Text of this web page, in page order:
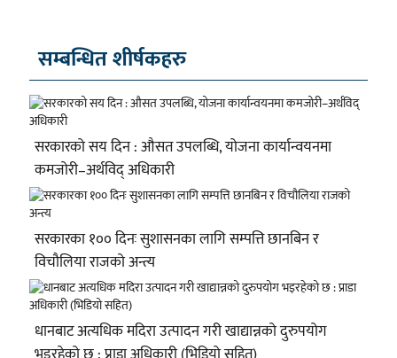
सम्बन्धित शीर्षकहरु
सरकारको सय दिन : औसत उपलब्धि, योजना कार्यान्वयनमा
कमजोरी–अर्थविद् अधिकारी
सरकारका १०० दिनः सुशासनका लागि सम्पत्ति छानबिन र
विचौलिया राजको अन्त्य
धानबाट अत्यधिक मदिरा उत्पादन गरी खाद्यान्नको दुरुपयोग